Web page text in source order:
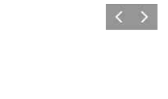
ZurückWeiter